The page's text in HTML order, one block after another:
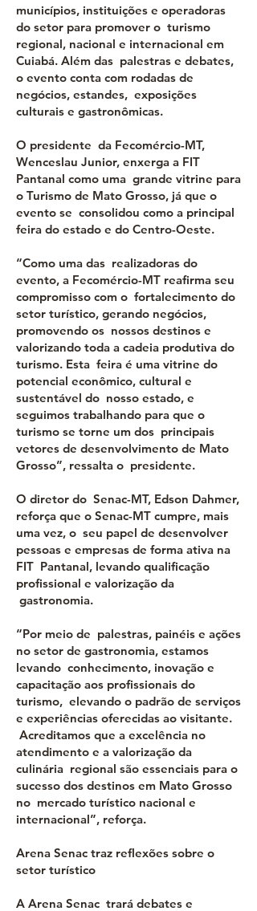
municípios, instituições e operadoras
do setor para promover o turismo
regional, nacional e internacional em
Cuiabá. Além das palestras e debates,
o evento conta com rodadas de
negócios, estandes, exposições
culturais e gastronômicas.
O presidente da Fecomércio-MT,
Wenceslau Junior, enxerga a FIT
Pantanal como uma grande vitrine para
o Turismo de Mato Grosso, já que o
evento se consolidou como a principal
feira do estado e do Centro-Oeste.
“Como uma das realizadoras do
evento, a Fecomércio-MT reafirma seu
compromisso com o fortalecimento do
setor turístico, gerando negócios,
promovendo os nossos destinos e
valorizando toda a cadeia produtiva do
turismo. Esta feira é uma vitrine do
potencial econômico, cultural e
sustentável do nosso estado, e
seguimos trabalhando para que o
turismo se torne um dos principais
vetores de desenvolvimento de Mato
Grosso”, ressalta o presidente.
O diretor do Senac-MT, Edson Dahmer,
reforça que o Senac-MT cumpre, mais
uma vez, o seu papel de desenvolver
pessoas e empresas de forma ativa na
FIT Pantanal, levando qualificação
profissional e valorização da
gastronomia.
“Por meio de palestras, painéis e ações
no setor de gastronomia, estamos
levando conhecimento, inovação e
capacitação aos profissionais do
turismo, elevando o padrão de serviços
e experiências oferecidas ao visitante.
Acreditamos que a excelência no
atendimento e a valorização da
culinária regional são essenciais para o
sucesso dos destinos em Mato Grosso
no mercado turístico nacional e
internacional”, reforça.
Arena Senac traz reflexões sobre o
setor turístico
A Arena Senac trará debates e